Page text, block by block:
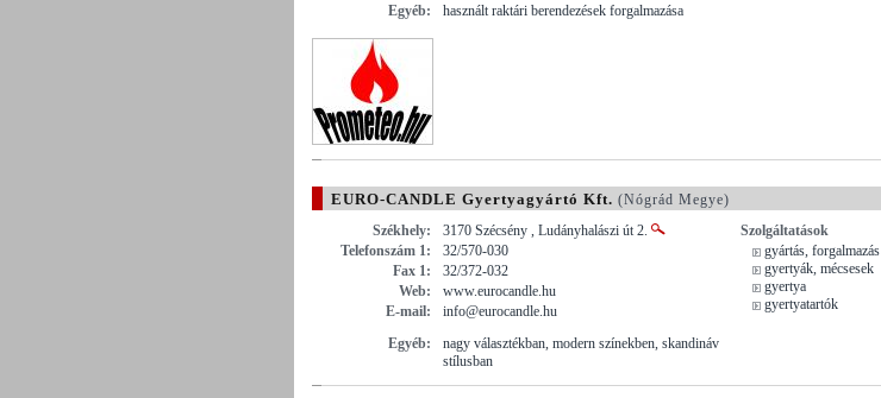
Egyéb:
használt raktári berendezések forgalmazása
EURO-CANDLE Gyertyagyártó Kft. (Nógrád Megye)
Székhely:
3170 Szécsény , Ludányhalászi út 2.
Telefonszám 1:
32/570-030
Fax 1:
32/372-032
Web:
www.eurocandle.hu
E-mail:
info@eurocandle.hu
Egyéb:
nagy választékban, modern színekben, skandináv
stílusban
Szolgáltatások
gyártás, forgalmazás
gyertyák, mécsesek
gyertya
gyertyatartók